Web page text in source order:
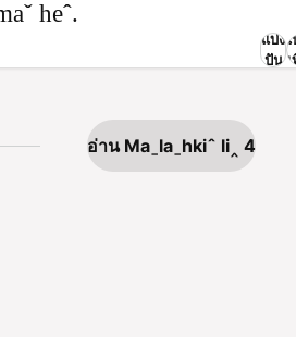
heˆ.
แบ่ง
ปัน
อ่าน Maˍlaˍhkiˆ li‸ 4